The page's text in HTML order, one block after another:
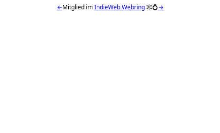
←Mitglied imIndieWeb Webring🕸💍→